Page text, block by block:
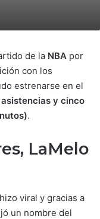
de la NBA por
con los
estrenarse en el
y cinco
.
LaMelo
viral y gracias a
un nombre del